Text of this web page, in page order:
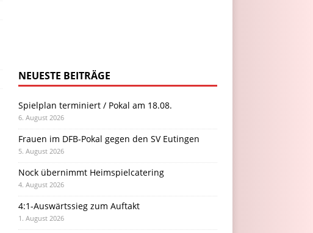
NEUESTE BEITRÄGE
Spielplan terminiert / Pokal am 18.08.
6. August 2026
Frauen im DFB-Pokal gegen den SV Eutingen
5. August 2026
Nock übernimmt Heimspielcatering
4. August 2026
4:1-Auswärtssieg zum Auftakt
1. August 2026